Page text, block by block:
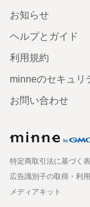
お知らせ
ヘルプとガイド
利用規約
minneのセキュリ
お問い合わせ
特定商取引法に基づく
広告識別子の取得・利用
メディアキット